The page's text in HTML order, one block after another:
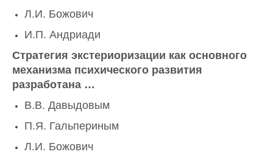
Л.И. Божович
И.П. Андриади
Стратегия экстериоризации как основного
механизма психического развития
разработана …
В.В. Давыдовым
П.Я. Гальпериным
Л.И. Божович